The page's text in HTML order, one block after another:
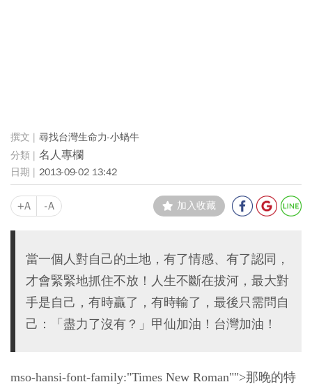
尋找台灣生命力-小蝸牛
名人專欄
2013-09-02 13:42
+A -A 加入收藏
當一個人對自己的土地，有了情感、有了認同，
才會緊緊地抓住不放！人生不斷在拔河，最大對
手是自己，有時贏了，有時輸了，最後只需問自
己：「盡力了沒有？」甲仙加油！台灣加油！
mso-hansi-font-family:"Times New Roman"">那晚的特